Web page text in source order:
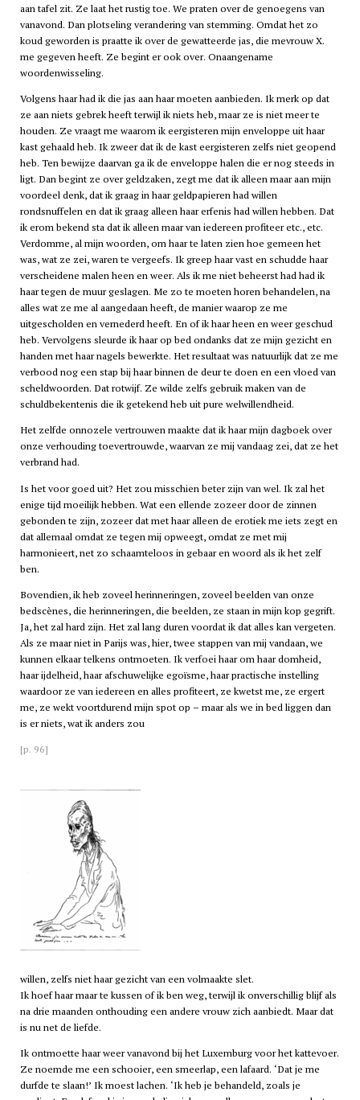
aan tafel zit. Ze laat het rustig toe. We praten over de genoegens van
vanavond. Dan plotseling verandering van stemming. Omdat het zo
koud geworden is praatte ik over de gewatteerde jas, die mevrouw X.
me gegeven heeft. Ze begint er ook over. Onaangename
woordenwisseling.
Volgens haar had ik die jas aan haar moeten aanbieden. Ik merk op dat
ze aan niets gebrek heeft terwijl ik niets heb, maar ze is niet meer te
houden. Ze vraagt me waarom ik eergisteren mijn enveloppe uit haar
kast gehaald heb. Ik zweer dat ik de kast eergisteren zelfs niet geopend
heb. Ten bewijze daarvan ga ik de enveloppe halen die er nog steeds in
ligt. Dan begint ze over geldzaken, zegt me dat ik alleen maar aan mijn
voordeel denk, dat ik graag in haar geldpapieren had willen
rondsnuffelen en dat ik graag alleen haar erfenis had willen hebben. Dat
ik erom bekend sta dat ik alleen maar van iedereen profiteer etc., etc.
Verdomme, al mijn woorden, om haar te laten zien hoe gemeen het
was, wat ze zei, waren te vergeefs. Ik greep haar vast en schudde haar
verscheidene malen heen en weer. Als ik me niet beheerst had had ik
haar tegen de muur geslagen. Me zo te moeten horen behandelen, na
alles wat ze me al aangedaan heeft, de manier waarop ze me
uitgescholden en vernederd heeft. En of ik haar heen en weer geschud
heb. Vervolgens sleurde ik haar op bed ondanks dat ze mijn gezicht en
handen met haar nagels bewerkte. Het resultaat was natuurlijk dat ze me
verbood nog een stap bij haar binnen de deur te doen en een vloed van
scheldwoorden. Dat rotwijf. Ze wilde zelfs gebruik maken van de
schuldbekentenis die ik getekend heb uit pure welwillendheid.
Het zelfde onnozele vertrouwen maakte dat ik haar mijn dagboek over
onze verhouding toevertrouwde, waarvan ze mij vandaag zei, dat ze het
verbrand had.
Is het voor goed uit? Het zou misschien beter zijn van wel. Ik zal het
enige tijd moeilijk hebben. Wat een ellende zozeer door de zinnen
gebonden te zijn, zozeer dat met haar alleen de erotiek me iets zegt en
dat allemaal omdat ze tegen mij opweegt, omdat ze met mij
harmonieert, net zo schaamteloos in gebaar en woord als ik het zelf
ben.
Bovendien, ik heb zoveel herinneringen, zoveel beelden van onze
bedscènes, die herinneringen, die beelden, ze staan in mijn kop gegrift.
Ja, het zal hard zijn. Het zal lang duren voordat ik dat alles kan vergeten.
Als ze maar niet in Parijs was, hier, twee stappen van mij vandaan, we
kunnen elkaar telkens ontmoeten. Ik verfoei haar om haar domheid,
haar ijdelheid, haar afschuwelijke egoïsme, haar practische instelling
waardoor ze van iedereen en alles profiteert, ze kwetst me, ze ergert
me, ze wekt voortdurend mijn spot op – maar als we in bed liggen dan
is er niets, wat ik anders zou
[p. 96]
willen, zelfs niet haar gezicht van een volmaakte slet.
Ik hoef haar maar te kussen of ik ben weg, terwijl ik onverschillig blijf als
na drie maanden onthouding een andere vrouw zich aanbiedt. Maar dat
is nu net de liefde.
Ik ontmoette haar weer vanavond bij het Luxemburg voor het kattevoer.
Ze noemde me een schooier, een smeerlap, een lafaard. ‘Dat je me
durfde te slaan!’ Ik moest lachen. ‘Ik heb je behandeld, zoals je